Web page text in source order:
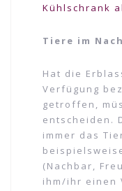
Kühlschrank
Tiere im
Hat die
Verfügung
getroffen,
entscheiden.
immer das
(Nachbar,
ihm/ihr einen